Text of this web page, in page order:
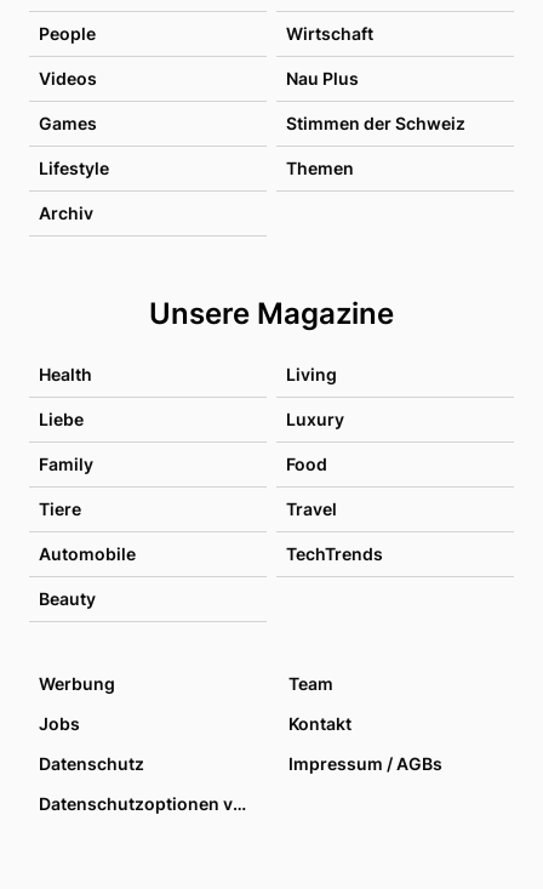
People Wirtschaft
Videos Nau Plus
Games Stimmen der Schweiz
Lifestyle Themen
Archiv
Unsere Magazine
Health Living
Liebe Luxury
Family Food
Tiere Travel
Automobile TechTrends
Beauty
Werbung
Team
Jobs
Kontakt
Datenschutz
Impressum / AGBs
Datenschutzoptionen verwalten